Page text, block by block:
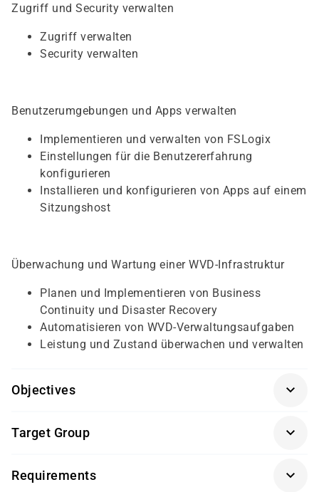
Zugriff und Security verwalten
Zugriff verwalten
Security verwalten
Benutzerumgebungen und Apps verwalten
Implementieren und verwalten von FSLogix
Einstellungen für die Benutzererfahrung
konfigurieren
Installieren und konfigurieren von Apps auf einem
Sitzungshost
Überwachung und Wartung einer WVD-Infrastruktur
Planen und Implementieren von Business
Continuity und Disaster Recovery
Automatisieren von WVD-Verwaltungsaufgaben
Leistung und Zustand überwachen und verwalten
Objectives
folgende Vorkenntnisse mitbringen:
Target Group
innen und Azure-Administratoren/-innen, die sich auf
Requirements